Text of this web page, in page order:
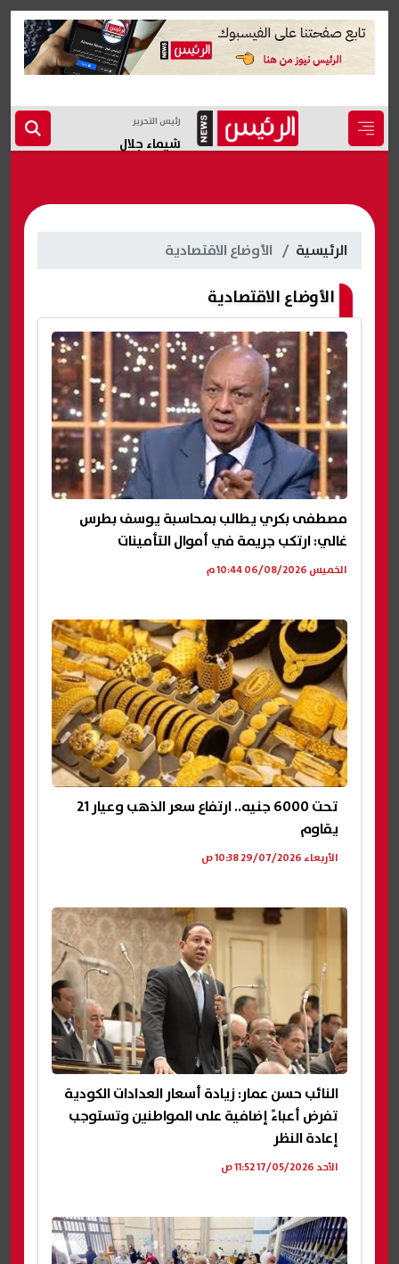
رئيس التحرير
شيماء جلال
الرئيسية الأوضاع الاقتصادية
الأوضاع الاقتصادية
مصطفى بكري يطالب بمحاسبة يوسف بطرس
غالي: ارتكب جريمة في أموال التأمينات
الخميس 06/08/2026 10:44 م
تحت 6000 جنيه.. ارتفاع سعر الذهب وعيار 21
يقاوم
الأربعاء 29/07/2026 10:38 ص
النائب حسن عمار: زيادة أسعار العدادات الكودية
تفرض أعباءً إضافية على المواطنين وتستوجب
إعادة النظر
الأحد 17/05/2026 11:52 ص